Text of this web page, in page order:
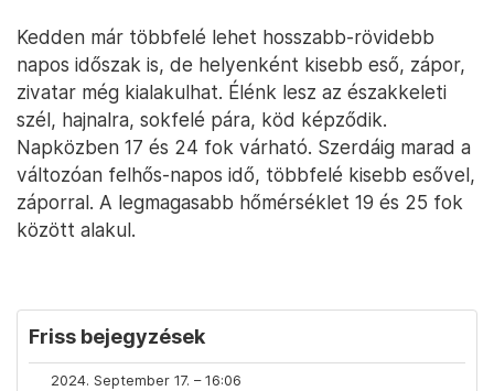
Kedden már többfelé lehet hosszabb-rövidebb
napos időszak is, de helyenként kisebb eső, zápor,
zivatar még kialakulhat. Élénk lesz az északkeleti
szél, hajnalra, sokfelé pára, köd képződik.
Napközben 17 és 24 fok várható. Szerdáig marad a
változóan felhős-napos idő, többfelé kisebb esővel,
záporral. A legmagasabb hőmérséklet 19 és 25 fok
között alakul.
Friss bejegyzések
2024. September 17. – 16:06